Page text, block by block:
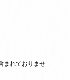
まれておりませ